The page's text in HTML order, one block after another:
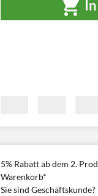
5% Rabatt ab dem 2.
Warenkorb*
Sie sind Geschäftskunde?